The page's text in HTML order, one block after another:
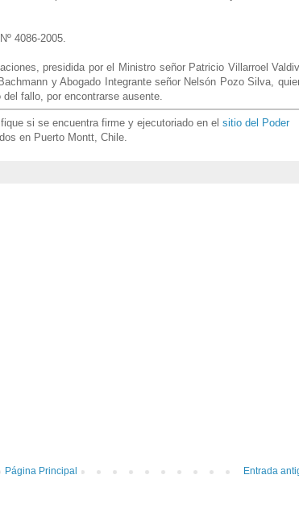
4086-2005.
presidida por el Ministro señor Patricio Villarroel
y Abogado Integrante señor Nelsón Pozo Silva,
fallo, por encontrarse ausente
si se encuentra firme y ejecutoriado en el sitio del Poder
en Puerto Montt, Chile.
Entrada
Página Principal